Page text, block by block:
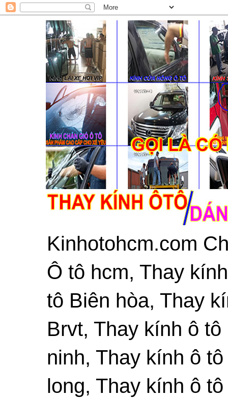
Kinhotohcm.com
Ô tô hcm, Thay
tô Biên hòa, Thay
Brvt, Thay kính ô
ninh, Thay kính ô
long, Thay kính ô